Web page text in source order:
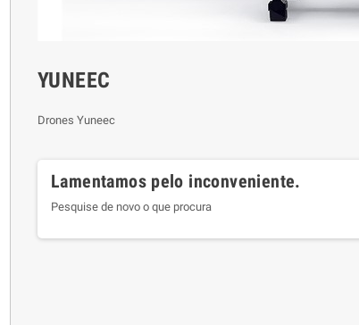
YUNEEC
Drones Yuneec
Lamentamos pelo inconveniente.
Pesquise de novo o que procura